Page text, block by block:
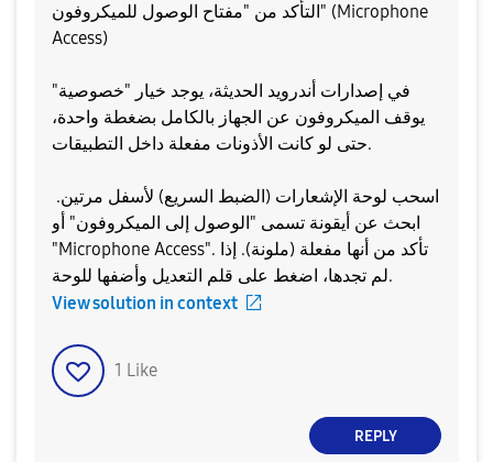
التأكد من "مفتاح الوصول للميكروفون" (Microphone
Access)
​في إصدارات أندرويد الحديثة، يوجد خيار "خصوصية"
يوقف الميكروفون عن الجهاز بالكامل بضغطة واحدة،
حتى لو كانت الأذونات مفعلة داخل التطبيقات.
​اسحب لوحة الإشعارات (الضبط السريع) لأسفل مرتين. ​
ابحث عن أيقونة تسمى "الوصول إلى الميكروفون" أو
"Microphone Access". ​تأكد من أنها مفعلة (ملونة). إذا
لم تجدها، اضغط على قلم التعديل وأضفها للوحة.
View solution in context
1 Like
REPLY